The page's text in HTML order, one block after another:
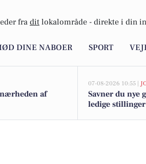
fra dit lokalområde - direkte i din
DINE NABOER SPORT
af
07-08-2026 10:55 |
Savner du nye
ledige